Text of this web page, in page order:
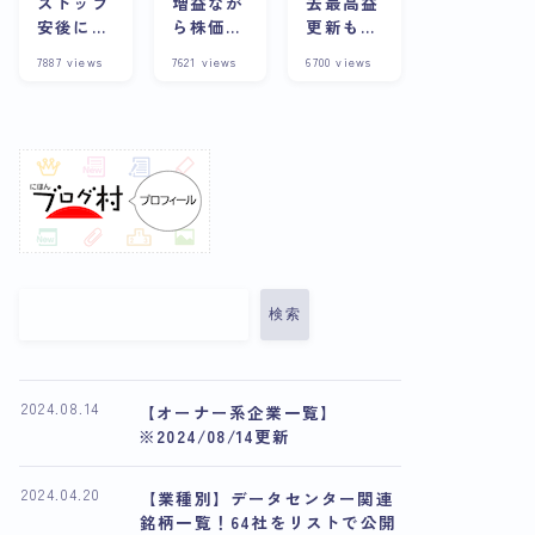
安後に株
その背景
いて徹底
解説
7887 views
ら株価下
とは？今
について
解説
7621 views
更新も株
落？その
6700 views
検索
【オーナー系企業一覧】
※2024/08/14更新
2024.08.14
【業種別】データセンター関連
銘柄一覧！64社をリストで公開
2024.04.20